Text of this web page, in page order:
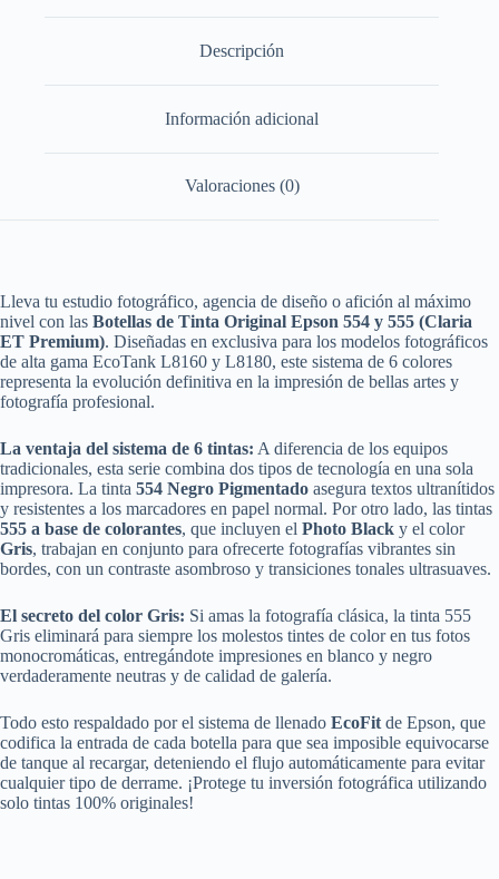
(Claria
cantidad
Descripción
Información adicional
Valoraciones (0)
Lleva tu estudio fotográfico, agencia de diseño o afición al máximo
nivel con las Botellas de Tinta Original Epson 554 y 555 (Claria
ET Premium). Diseñadas en exclusiva para los modelos fotográficos
de alta gama EcoTank L8160 y L8180, este sistema de 6 colores
representa la evolución definitiva en la impresión de bellas artes y
fotografía profesional.
La ventaja del sistema de 6 tintas: A diferencia de los equipos
tradicionales, esta serie combina dos tipos de tecnología en una sola
impresora. La tinta 554 Negro Pigmentado asegura textos ultranítidos
y resistentes a los marcadores en papel normal. Por otro lado, las tintas
555 a base de colorantes, que incluyen el Photo Black y el color
Gris, trabajan en conjunto para ofrecerte fotografías vibrantes sin
bordes, con un contraste asombroso y transiciones tonales ultrasuaves.
El secreto del color Gris: Si amas la fotografía clásica, la tinta 555
Gris eliminará para siempre los molestos tintes de color en tus fotos
monocromáticas, entregándote impresiones en blanco y negro
verdaderamente neutras y de calidad de galería.
Todo esto respaldado por el sistema de llenado EcoFit de Epson, que
codifica la entrada de cada botella para que sea imposible equivocarse
de tanque al recargar, deteniendo el flujo automáticamente para evitar
cualquier tipo de derrame. ¡Protege tu inversión fotográfica utilizando
solo tintas 100% originales!